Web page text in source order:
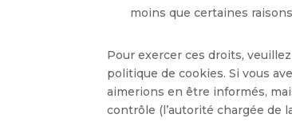
moins que certaines
Pour exercer ces droits,
politique de cookies. Si vous
aimerions en être informés,
contrôle (l’autorité chargée de